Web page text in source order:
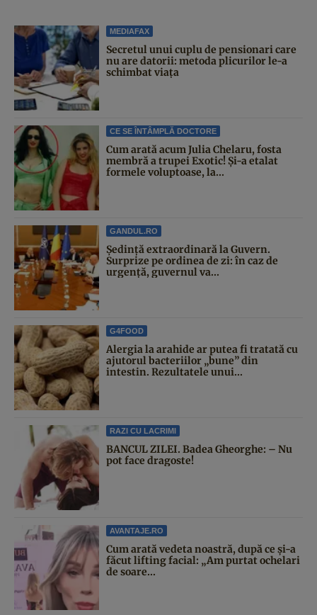
MEDIAFAX
Secretul unui cuplu de pensionari care
nu are datorii: metoda plicurilor le-a
schimbat viața
CE SE ÎNTÂMPLĂ DOCTORE
Cum arată acum Julia Chelaru, fosta
membră a trupei Exotic! Și-a etalat
formele voluptoase, la...
GANDUL.RO
Şedinţă extraordinară la Guvern.
Surprize pe ordinea de zi: în caz de
urgență, guvernul va...
G4FOOD
Alergia la arahide ar putea fi tratată cu
ajutorul bacteriilor „bune” din
intestin. Rezultatele unui...
RAZI CU LACRIMI
BANCUL ZILEI. Badea Gheorghe: – Nu
pot face dragoste!
AVANTAJE.RO
Cum arată vedeta noastră, după ce și-a
făcut lifting facial: „Am purtat ochelari
de soare...